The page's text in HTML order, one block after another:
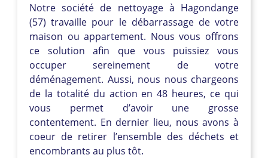
Notre société de nettoyage à Hagondange
(57) travaille pour le débarrassage de votre
maison ou appartement. Nous vous offrons
ce solution afin que vous puissiez vous
occuper sereinement de votre
déménagement. Aussi, nous nous chargeons
de la totalité du action en 48 heures, ce qui
vous permet d’avoir une grosse
contentement. En dernier lieu, nous avons à
coeur de retirer l’ensemble des déchets et
encombrants au plus tôt.